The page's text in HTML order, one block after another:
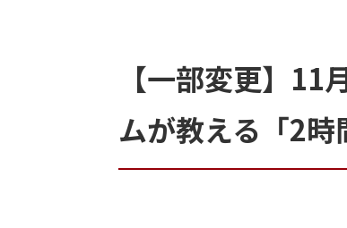
【一部変更】
ムが教える「2